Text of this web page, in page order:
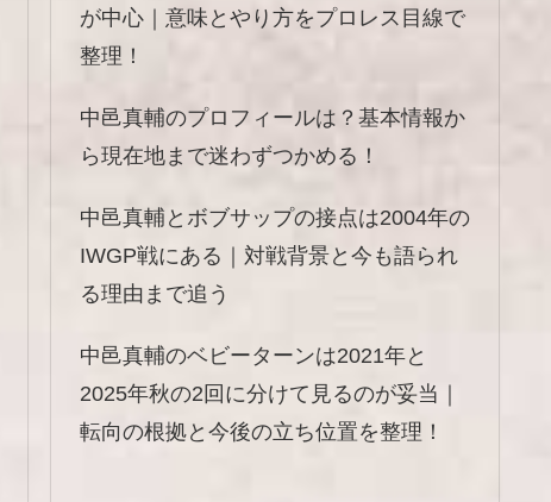
が中心｜意味とやり方をプロレス目線で
整理！
中邑真輔のプロフィールは？基本情報か
ら現在地まで迷わずつかめる！
中邑真輔とボブサップの接点は2004年の
IWGP戦にある｜対戦背景と今も語られ
る理由まで追う
中邑真輔のベビーターンは2021年と
2025年秋の2回に分けて見るのが妥当｜
転向の根拠と今後の立ち位置を整理！